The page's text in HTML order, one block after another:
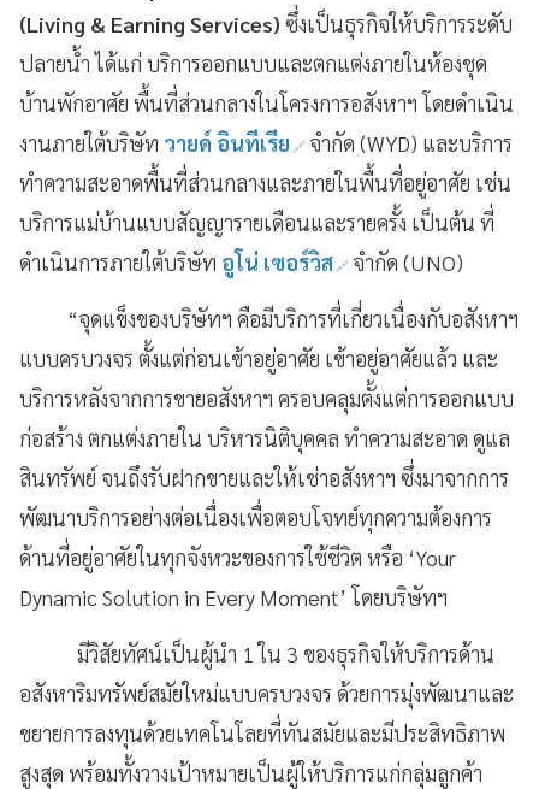
(Living & Earning Services) ซึ่งเป็นธุรกิจให้บริการระดับ
ปลายน้ำ ได้แก่ บริการออกแบบและตกแต่งภายในห้องชุด
บ้านพักอาศัย พื้นที่ส่วนกลางในโครงการอสังหาฯ โดยดำเนิน
งานภายใต้บริษัท วายด์ อินทีเรีย จำกัด (WYD) และบริการ
ทำความสะอาดพื้นที่ส่วนกลางและภายในพื้นที่อยู่อาศัย เช่น
บริการแม่บ้านแบบสัญญารายเดือนและรายครั้ง เป็นต้น ที่
ดำเนินการภายใต้บริษัท อูโน่ เซอร์วิส จำกัด (UNO)
“จุดแข็งของบริษัทฯ คือมีบริการที่เกี่ยวเนื่องกับอสังหาฯ
แบบครบวงจร ตั้งแต่ก่อนเข้าอยู่อาศัย เข้าอยู่อาศัยแล้ว และ
บริการหลังจากการขายอสังหาฯ ครอบคลุมตั้งแต่การออกแบบ
ก่อสร้าง ตกแต่งภายใน บริหารนิติบุคคล ทำความสะอาด ดูแล
สินทรัพย์ จนถึงรับฝากขายและให้เช่าอสังหาฯ ซึ่งมาจากการ
พัฒนาบริการอย่างต่อเนื่องเพื่อตอบโจทย์ทุกความต้องการ
ด้านที่อยู่อาศัยในทุกจังหวะของการใช้ชีวิต หรือ ‘Your
Dynamic Solution in Every Moment’ โดยบริษัทฯ
มีวิสัยทัศน์เป็นผู้นำ 1 ใน 3 ของธุรกิจให้บริการด้าน
อสังหาริมทรัพย์สมัยใหม่แบบครบวงจร ด้วยการมุ่งพัฒนาและ
ขยายการลงทุนด้วยเทคโนโลยที่ทันสมัยและมีประสิทธิภาพ
สูงสุด พร้อมทั้งวางเป้าหมายเป็นผู้ให้บริการแก่กลุ่มลูกค้า